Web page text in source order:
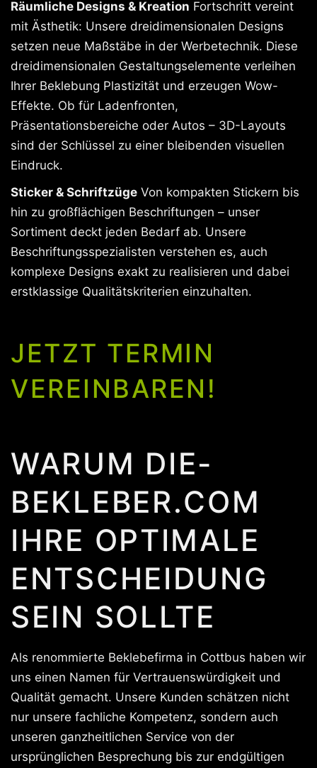
Räumliche Designs & Kreation Fortschritt vereint
mit Ästhetik: Unsere dreidimensionalen Designs
setzen neue Maßstäbe in der Werbetechnik. Diese
dreidimensionalen Gestaltungselemente verleihen
Ihrer Beklebung Plastizität und erzeugen Wow-
Effekte. Ob für Ladenfronten,
Präsentationsbereiche oder Autos – 3D-Layouts
sind der Schlüssel zu einer bleibenden visuellen
Eindruck.
Sticker & Schriftzüge Von kompakten Stickern bis
hin zu großflächigen Beschriftungen – unser
Sortiment deckt jeden Bedarf ab. Unsere
Beschriftungsspezialisten verstehen es, auch
komplexe Designs exakt zu realisieren und dabei
erstklassige Qualitätskriterien einzuhalten.
JETZT TERMIN
VEREINBAREN!
WARUM DIE-
BEKLEBER.COM
IHRE OPTIMALE
ENTSCHEIDUNG
SEIN SOLLTE
Als renommierte Beklebefirma in Cottbus haben wir
uns einen Namen für Vertrauenswürdigkeit und
Qualität gemacht. Unsere Kunden schätzen nicht
nur unsere fachliche Kompetenz, sondern auch
unseren ganzheitlichen Service von der
ursprünglichen Besprechung bis zur endgültigen